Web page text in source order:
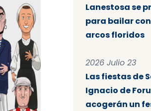
Lanestosa se
para bailar
arcos floridos
2026 Julio 23
Las fiestas de
Ignacio de
acogerán un